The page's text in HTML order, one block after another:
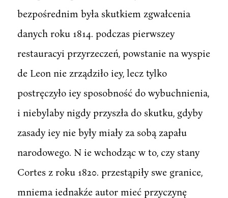
bezpośrednim była skutkiem zgwałcenia
danych roku 1814. podczas pierwszey
restauracyi przyrzeczeń, powstanie na wyspie
de Leon nie zrządziło iey, lecz tylko
postręczyło iey sposobność do wybuchnienia,
i niebylaby nigdy przyszła do skutku, gdyby
zasady iey nie były miały za sobą zapału
narodowego. N ie wchodząc w to, czy stany
Cortes z roku 1820. przestąpiły swe granice,
mniema iednakźe autor mieć przyczynę